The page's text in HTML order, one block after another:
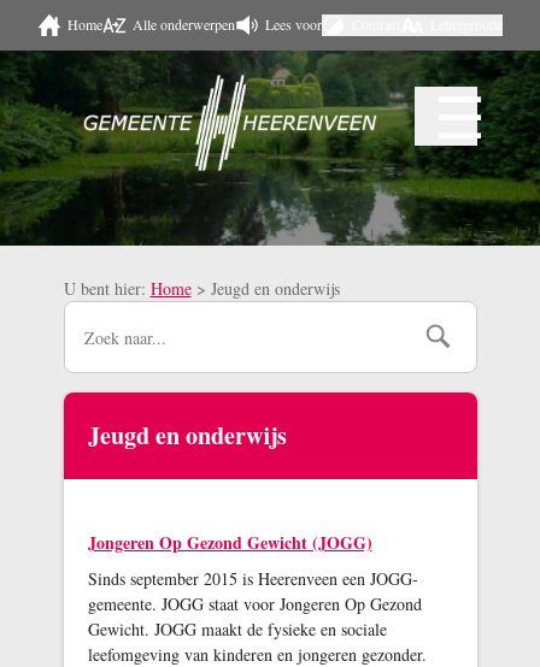
Naar hoofdinhoud
Home Alle onderwerpen Lees voor
Menu ☰
U bent hier: Home > Jeugd en onderwijs
Jeugd en onderwijs
Jongeren Op Gezond Gewicht (JOGG)
Sinds september 2015 is Heerenveen een JOGG-
gemeente. JOGG staat voor Jongeren Op Gezond
Gewicht. JOGG maakt de fysieke en sociale
leefomgeving van kinderen en jongeren gezonder.